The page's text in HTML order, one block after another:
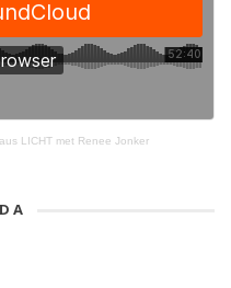
LICHT met Renee Jonker